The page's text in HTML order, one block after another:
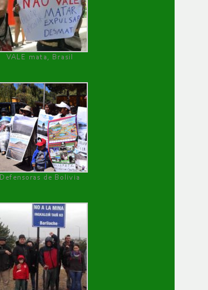
VALE mata, Brasil
Defensoras de Bolivia